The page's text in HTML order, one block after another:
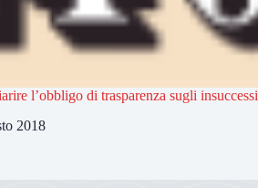
l’obbligo di trasparenza sugli insuccessi
2018